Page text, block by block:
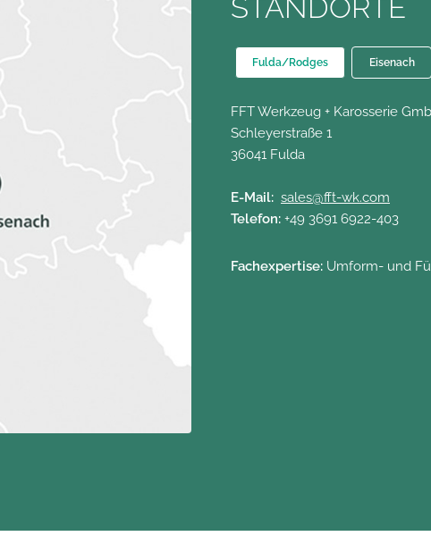
STANDORTE
Fulda/Rodges Eisenach
FFT Werkzeug + Karosserie
Schleyerstraße 1
36041 Fulda
E-Mail: sales@fft-wk.com
Telefon: +49 3691 6922-403
Fachexpertise: Umform- und